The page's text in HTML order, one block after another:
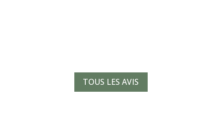
TOUS LES AVIS